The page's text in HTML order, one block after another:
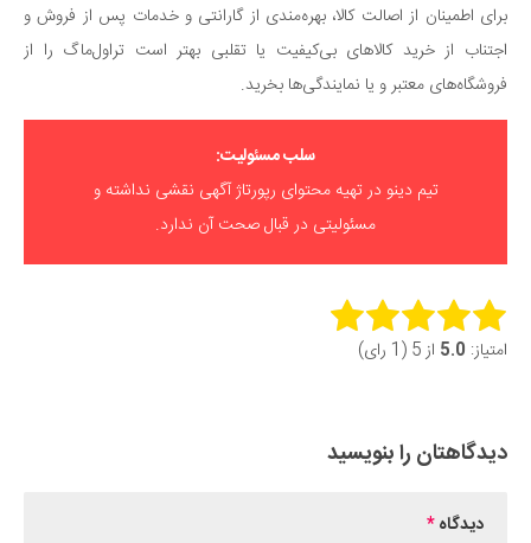
برای اطمینان از اصالت کالا، بهره‌مندی از گارانتی و خدمات پس از فروش و
اجتناب از خرید کالاهای بی‌کیفیت یا تقلبی بهتر است تراول‌ماگ را از
فروشگاه‌های معتبر و یا نمایندگی‌ها بخرید.
سلب مسئولیت:
تیم دینو در تهیه محتوای رپورتاژ آگهی نقشی نداشته و
مسئولیتی در قبال صحت آن ندارد.
Rate this item:
امتیاز: 5.0 از 5 (1 رای)
دیدگاهتان را بنویسید
دیدگاه*